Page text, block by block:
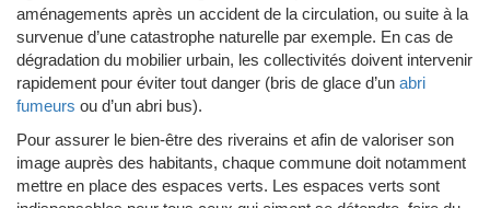
aménagements après un accident de la circulation, ou suite à la
survenue d’une catastrophe naturelle par exemple. En cas de
dégradation du mobilier urbain, les collectivités doivent intervenir
rapidement pour éviter tout danger (bris de glace d’un abri
fumeurs ou d’un abri bus).
Pour assurer le bien-être des riverains et afin de valoriser son
image auprès des habitants, chaque commune doit notamment
mettre en place des espaces verts. Les espaces verts sont